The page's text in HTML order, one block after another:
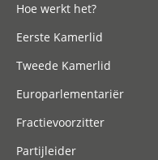
Hoe werkt het?
Eerste Kamerlid
Tweede Kamerlid
Europarlementariër
Fractievoorzitter
Partijleider